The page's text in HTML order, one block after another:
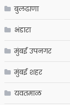
बुलढाणा
भंडारा
मुंबई उपनगर
मुंबई शहर
यवतमाळ